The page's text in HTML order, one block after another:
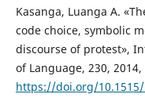
Kasanga, Luanga A.
code choice, symbolic
discourse of protest»,
of Language, 230,
https://doi.org/10.1515/